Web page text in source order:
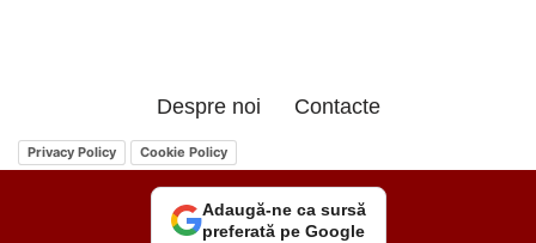
Despre noi Contacte
Privacy Policy Cookie Policy
Adaugă-ne ca sursă
preferată pe Google